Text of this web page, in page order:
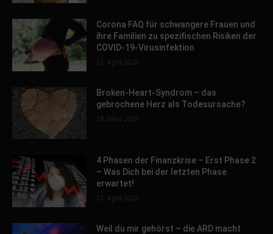
Corona FAQ für schwangere Frauen und
ihre Familien zu spezifischen Risiken der
COVID-19-Virusinfektion
21. April 2020
Broken-Heart-Syndrom – das
gebrochene Herz als Todesursache?
18. März 2021
4 Phasen der Finanzkrise – Erst Phase 2
– Was Dich bei der letzten Phase
erwartet!
21. April 2020
Weil du mir gehörst – die ARD macht